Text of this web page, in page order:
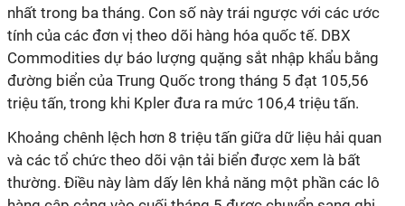
nhất trong ba tháng. Con số này trái ngược với các ước
tính của các đơn vị theo dõi hàng hóa quốc tế. DBX
Commodities dự báo lượng quặng sắt nhập khẩu bằng
đường biển của Trung Quốc trong tháng 5 đạt 105,56
triệu tấn, trong khi Kpler đưa ra mức 106,4 triệu tấn.
Khoảng chênh lệch hơn 8 triệu tấn giữa dữ liệu hải quan
và các tổ chức theo dõi vận tải biển được xem là bất
thường. Điều này làm dấy lên khả năng một phần các lô